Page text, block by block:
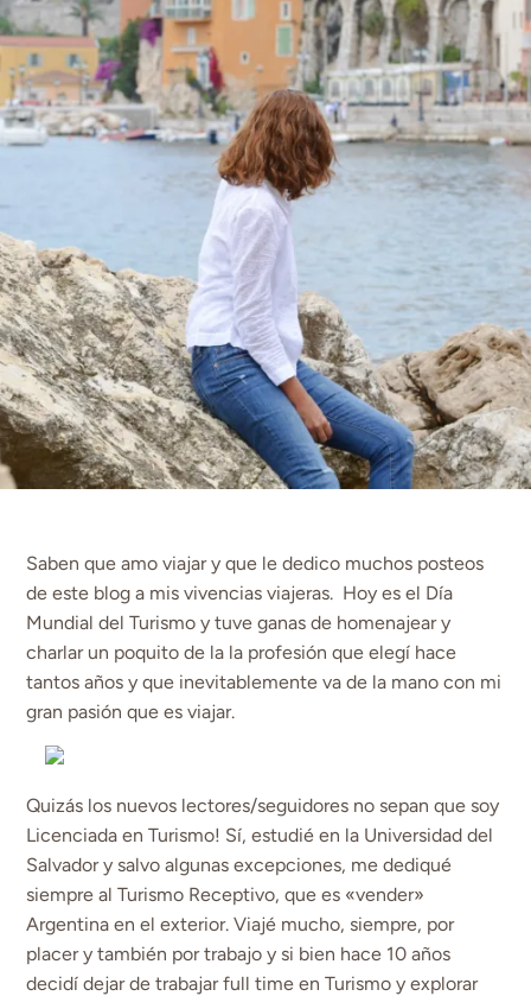
Saben que amo viajar y que le dedico muchos posteos
de este blog a mis vivencias viajeras. Hoy es el Día
Mundial del Turismo y tuve ganas de homenajear y
charlar un poquito de la la profesión que elegí hace
tantos años y que inevitablemente va de la mano con mi
gran pasión que es viajar.
Quizás los nuevos lectores/seguidores no sepan que soy
Licenciada en Turismo! Sí, estudié en la Universidad del
Salvador y salvo algunas excepciones, me dediqué
siempre al Turismo Receptivo, que es «vender»
Argentina en el exterior. Viajé mucho, siempre, por
placer y también por trabajo y si bien hace 10 años
decidí dejar de trabajar full time en Turismo y explorar